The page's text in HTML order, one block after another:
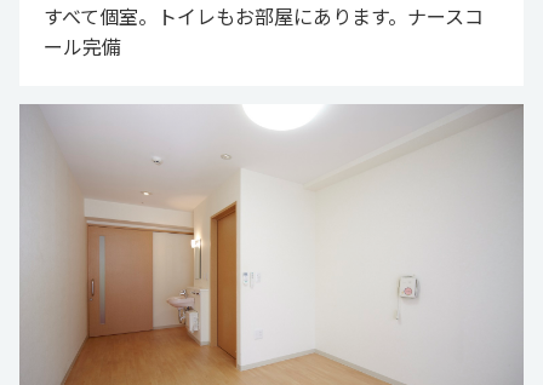
すべて個室。トイレもお部屋にあります。ナースコ
ール完備